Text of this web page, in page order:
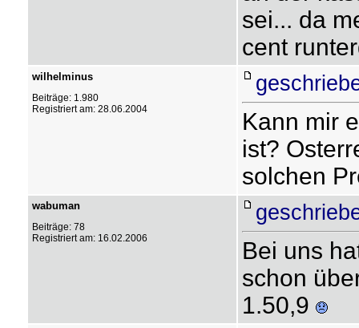
sei... da
cent
wilhelminus
Beiträge: 1.980
Registriert am: 28.06.2004
Kann mir
ist?
solchen
wabuman
Beiträge: 78
Registriert am: 16.02.2006
Bei uns
schon
1.50,9